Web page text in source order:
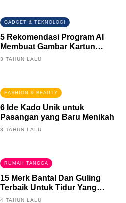
GADGET & TEKNOLOGI
5 Rekomendasi Program AI
Membuat Gambar Kartun
Keren
3 TAHUN LALU
FASHION & BEAUTY
6 Ide Kado Unik untuk
Pasangan yang Baru Menikah
3 TAHUN LALU
RUMAH TANGGA
15 Merk Bantal Dan Guling
Terbaik Untuk Tidur Yang
Berkualitas
4 TAHUN LALU